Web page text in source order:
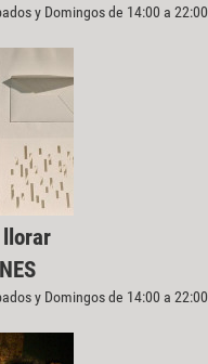
y Domingos de 14:00 a 22:00
llorar
y Domingos de 14:00 a 22:00